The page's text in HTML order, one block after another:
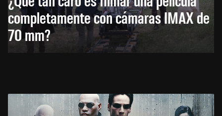
completamente con cámaras IMAX de
70 mm?